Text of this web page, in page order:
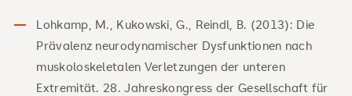
Lohkamp, M., Kukowski, G., Reindl, B. (2013): Die
Prävalenz neurodynamischer Dysfunktionen nach
muskoloskeletalen Verletzungen der unteren
Extremität. 28. Jahreskongress der Gesellschaft für